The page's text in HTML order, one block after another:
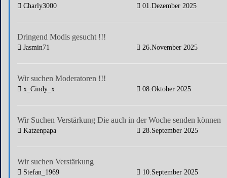
Charly3000 01.Dezember 2025
Dringend Modis gesucht !!!
Jasmin71 26.November 2025
Wir suchen Moderatoren !!!
x_Cindy_x 08.Oktober 2025
Wir Suchen Verstärkung Die auch in der Woche senden können
Katzenpapa 28.September 2025
Wir suchen Verstärkung
Stefan_1969 10.September 2025